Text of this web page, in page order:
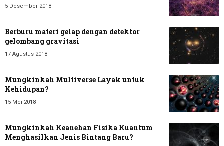
5 Desember 2018
Berburu materi gelap dengan detektor
gelombang gravitasi
17 Agustus 2018
Mungkinkah Multiverse Layak untuk
Kehidupan?
15 Mei 2018
Mungkinkah Keanehan Fisika Kuantum
Menghasilkan Jenis Bintang Baru?